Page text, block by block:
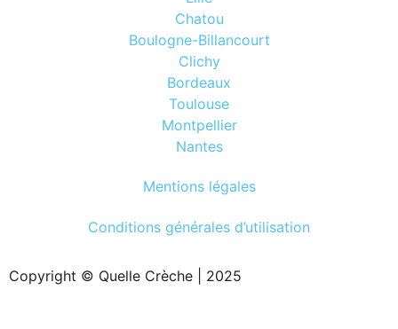
Chatou
Boulogne-Billancourt
Clichy
Bordeaux
Toulouse
Montpellier
Nantes
Mentions légales
Conditions générales d’utilisation
Copyright © Quelle Crèche | 2025